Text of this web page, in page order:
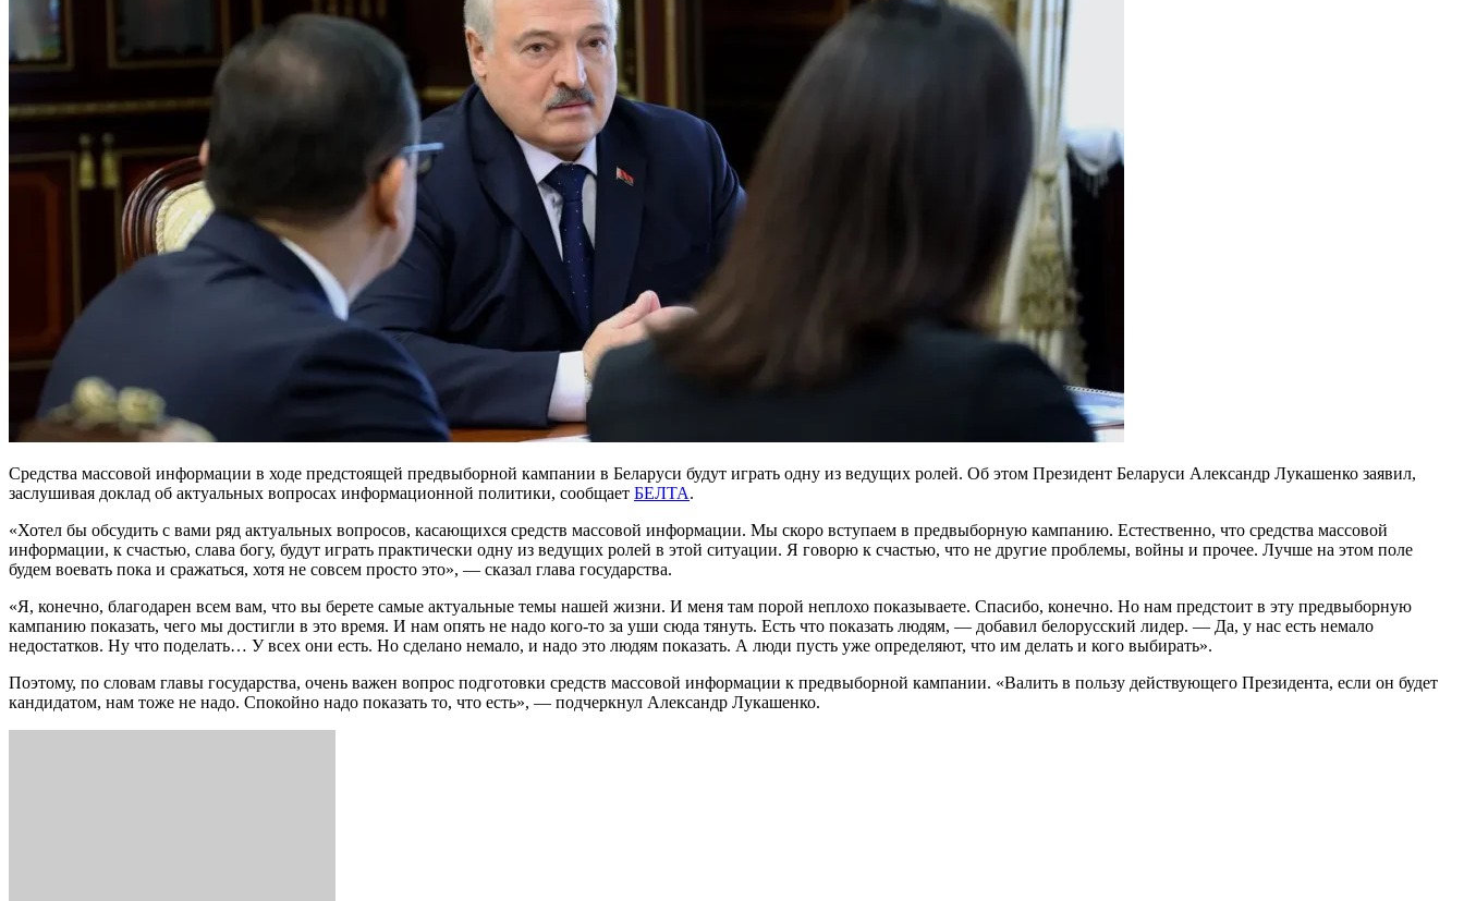
Средства массовой информации в ходе предстоящей предвыборной кампании в Беларуси будут играть одну из ведущих ролей. Об этом Президент Беларуси Александр Лукашенко заявил,
заслушивая доклад об актуальных вопросах информационной политики, сообщает БЕЛТА.
«Хотел бы обсудить с вами ряд актуальных вопросов, касающихся средств массовой информации. Мы скоро вступаем в предвыборную кампанию. Естественно, что средства массовой
информации, к счастью, слава богу, будут играть практически одну из ведущих ролей в этой ситуации. Я говорю к счастью, что не другие проблемы, войны и прочее. Лучше на этом поле
будем воевать пока и сражаться, хотя не совсем просто это», — сказал глава государства.
«Я, конечно, благодарен всем вам, что вы берете самые актуальные темы нашей жизни. И меня там порой неплохо показываете. Спасибо, конечно. Но нам предстоит в эту предвыборную
кампанию показать, чего мы достигли в это время. И нам опять не надо кого-то за уши сюда тянуть. Есть что показать людям, — добавил белорусский лидер. — Да, у нас есть немало
недостатков. Ну что поделать… У всех они есть. Но сделано немало, и надо это людям показать. А люди пусть уже определяют, что им делать и кого выбирать».
Поэтому, по словам главы государства, очень важен вопрос подготовки средств массовой информации к предвыборной кампании. «Валить в пользу действующего Президента, если он будет
кандидатом, нам тоже не надо. Спокойно надо показать то, что есть», — подчеркнул Александр Лукашенко.